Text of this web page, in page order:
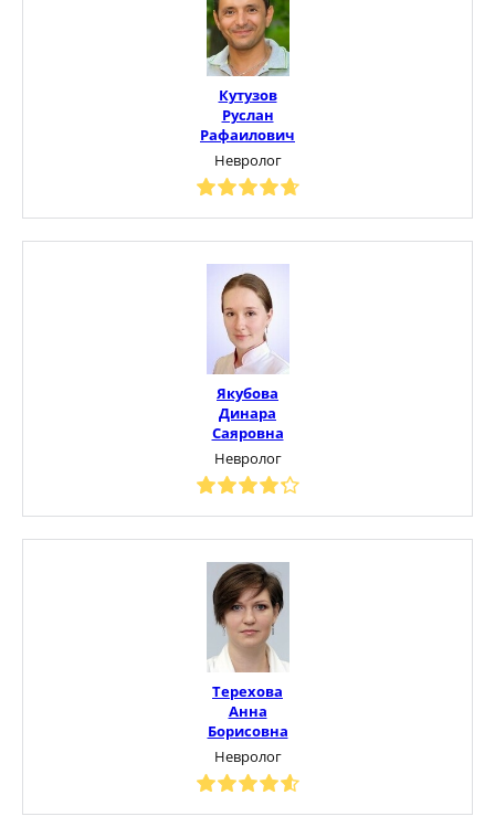
Кутузов
Руслан
Рафаилович
Невролог
Якубова
Динара
Саяровна
Невролог
Терехова
Анна
Борисовна
Невролог